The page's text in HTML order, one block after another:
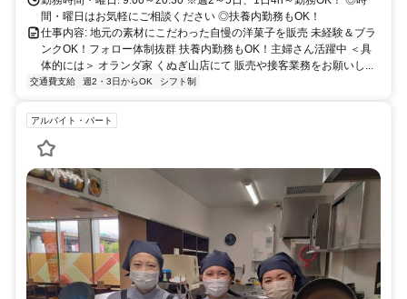
間・曜日はお気軽にご相談ください ◎扶養内勤務もOK！
仕事内容: 地元の素材にこだわった自慢の洋菓子を販売 未経験＆ブラ
ンクOK！フォロー体制抜群 扶養内勤務もOK！主婦さん活躍中 ＜具
体的には＞ オランダ家 くぬぎ山店にて 販売や接客業務をお願いし...
交通費支給 週2・3日からOK シフト制
アルバイト・パート